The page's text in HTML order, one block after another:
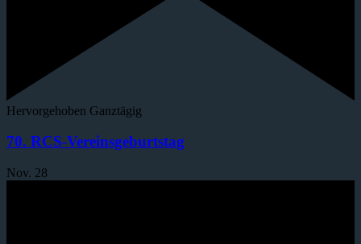
Hervorgehoben Ganztägig
70. RCS-Vereinsgeburtstag
Nov. 28